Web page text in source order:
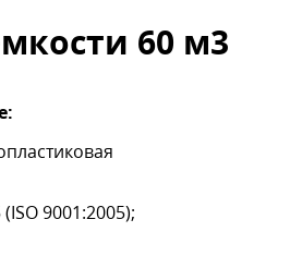
60 м3
9001:2005);